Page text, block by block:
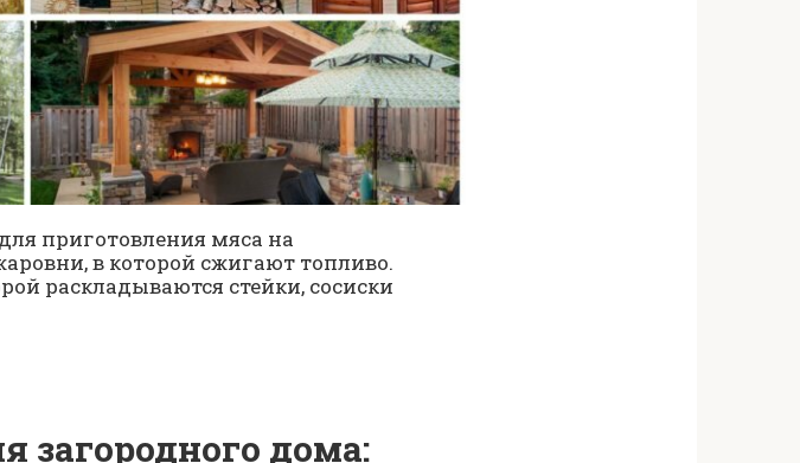
приготовления мяса на
в которой сжигают топливо.
раскладываются стейки, сосиски
загородного дома: